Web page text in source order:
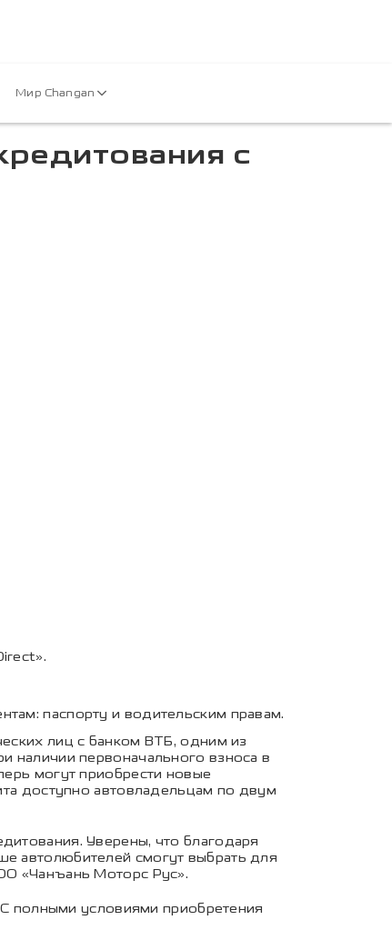
Мир Changan
с
паспорту и водительским правам.
лиц с банком ВТБ, одним из
наличии первоначального взноса в
могут приобрести новые
доступно автовладельцам по двум
Уверены, что благодаря
автолюбителей смогут выбрать для
«Чанъань Моторс Рус».
полными условиями приобретения